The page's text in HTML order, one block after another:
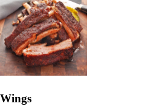
Wings